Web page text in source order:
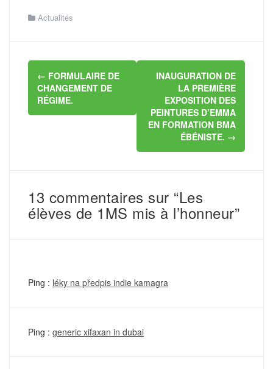
Actualités
Navigation
d'article
← FORMULAIRE DE
CHANGEMENT DE
RÉGIME.
INAUGURATION DE
LA PREMIÈRE
EXPOSITION DES
PEINTURES D’EMMA
EN FORMATION BMA
ÉBÉNISTE. →
13 commentaires sur “Les
élèves de 1MS mis à l’honneur”
Ping : léky na předpis indie kamagra
Ping : generic xifaxan in dubai